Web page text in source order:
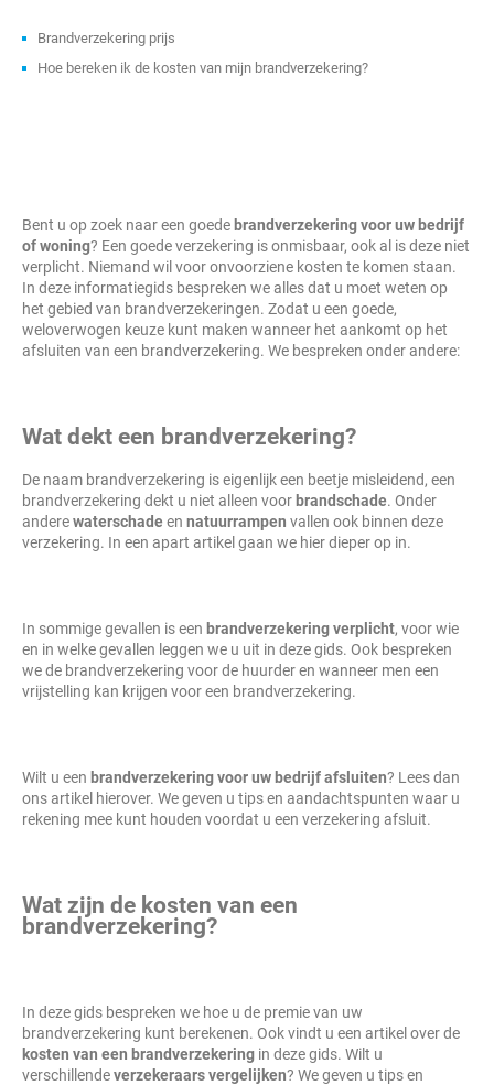
Brandverzekering prijs
Hoe bereken ik de kosten van mijn brandverzekering?
Bent u op zoek naar een goede brandverzekering voor uw bedrijf
of woning? Een goede verzekering is onmisbaar, ook al is deze niet
verplicht. Niemand wil voor onvoorziene kosten te komen staan.
In deze informatiegids bespreken we alles dat u moet weten op
het gebied van brandverzekeringen. Zodat u een goede,
weloverwogen keuze kunt maken wanneer het aankomt op het
afsluiten van een brandverzekering. We bespreken onder andere:
Wat dekt een brandverzekering?
De naam brandverzekering is eigenlijk een beetje misleidend, een
brandverzekering dekt u niet alleen voor brandschade. Onder
anderewaterschadeen natuurrampen vallen ook binnen deze
verzekering. In een apart artikel gaan we hier dieper op in.
In sommige gevallen is een brandverzekering verplicht, voor wie
en in welke gevallen leggen we u uit in deze gids. Ook bespreken
we de brandverzekering voor de huurder en wanneer men een
vrijstelling kan krijgen voor een brandverzekering.
Wilt u een brandverzekering voor uw bedrijf afsluiten? Lees dan
ons artikel hierover. We geven u tips en aandachtspunten waar u
rekening mee kunt houden voordat u een verzekering afsluit.
Wat zijn de kosten van een
brandverzekering?
In deze gids bespreken we hoe u de premie van uw
brandverzekering kunt berekenen. Ook vindt u een artikel over de
kosten van een brandverzekering in deze gids. Wilt u
verschillendeverzekeraars vergelijken? We geven u tips en